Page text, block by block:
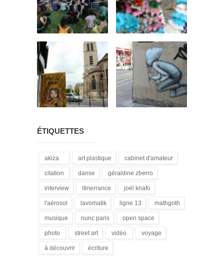
ÉTIQUETTES
akiza
(21)
art plastique
(28)
cabinet d'amateur
(12)
citation
(18)
danse
(1)
géraldine zberro
interview
(15)
itinerrance
(16)
joël knafo
(3)
l'aérosol
(14)
lavomatik
(31)
ligne 13
(4)
mathgoth
musique
(13)
nunc paris
(5)
open space
photo
(3)
street art
(172)
vidéo
voyage
à découvrir
écriture